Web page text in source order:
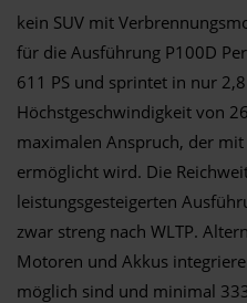
kein SUV mit
für die Ausführung P100D
611 PS und sprintet in nur
Höchstgeschwindigkeit von
maximalen Anspruch, der
ermöglicht wird. Die
leistungsgesteigerten
zwar streng nach WLTP.
Motoren und Akkus
möglich sind und minimal